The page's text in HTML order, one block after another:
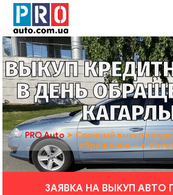
ВЫКУП
В ДЕНЬ
PRO Auto➤Срочный выкуп
обращения — г.
ЗАЯВКА НА ВЫКУП АВТО